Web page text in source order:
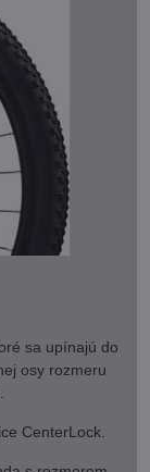
sa upínajú do
osy rozmeru
CenterLock.